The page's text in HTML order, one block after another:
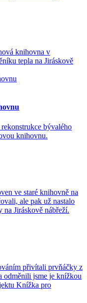
knihovna v
tepla na Jiráskově
bývalého
knihovnu.
ve staré knihovně na
ale pak už nastalo
na Jiráskově nábřeží.
přivítali prvňáčky z
odměnili jsme je knížkou
Knížka pro